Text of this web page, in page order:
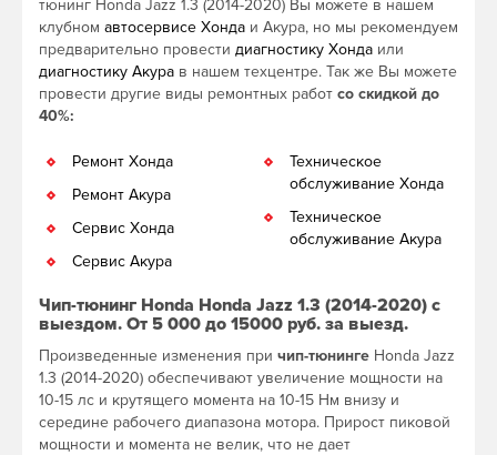
тюнинг Honda Jazz 1.3 (2014-2020) Вы можете в нашем
клубном автосервисе Хонда и Акура, но мы рекомендуем
предварительно провести диагностику Хонда или
диагностику Акура в нашем техцентре. Так же Вы можете
провести другие виды ремонтных работ со скидкой до
40%:
Ремонт Хонда
Ремонт Акура
Сервис Хонда
Сервис Акура
Техническое
обслуживание Хонда
Техническое
обслуживание Акура
Чип-тюнинг Honda Honda Jazz 1.3 (2014-2020) с
выездом. От 5 000 до 15000 руб. за выезд.
Произведенные изменения при чип-тюнинге Honda Jazz
1.3 (2014-2020) обеспечивают увеличение мощности на
10-15 лс и крутящего момента на 10-15 Нм внизу и
середине рабочего диапазона мотора. Прирост пиковой
мощности и момента не велик, что не дает